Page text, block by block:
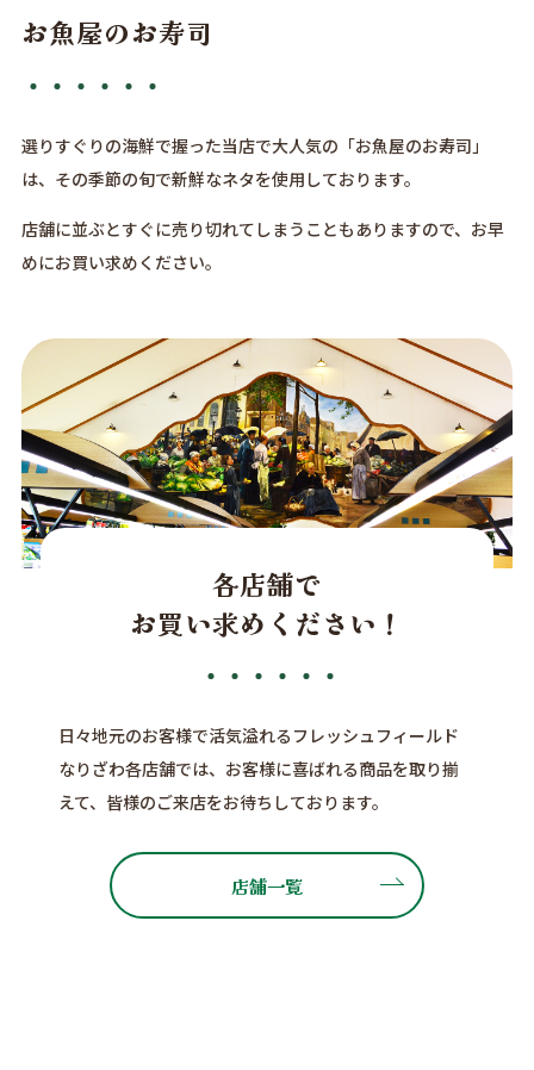
お魚屋のお寿司
選りすぐりの海鮮で握った当店で大人気の「お魚屋のお寿司」
は、その季節の旬で新鮮なネタを使用しております。
店舗に並ぶとすぐに売り切れてしまうこともありますので、お早
めにお買い求めください。
各店舗で
お買い求めください！
日々地元のお客様で活気溢れるフレッシュフィールド
なりざわ各店舗では、お客様に喜ばれる商品を取り揃
えて、皆様のご来店をお待ちしております。
店舗一覧